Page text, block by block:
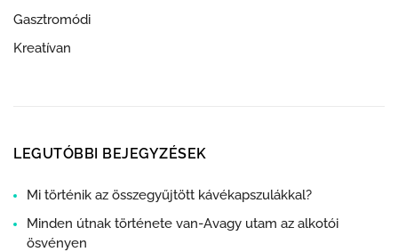
Gasztromódi
Kreatívan
LEGUTÓBBI BEJEGYZÉSEK
Mi történik az összegyűjtött kávékapszulákkal?
Minden útnak története van-Avagy utam az alkotói
ösvényen